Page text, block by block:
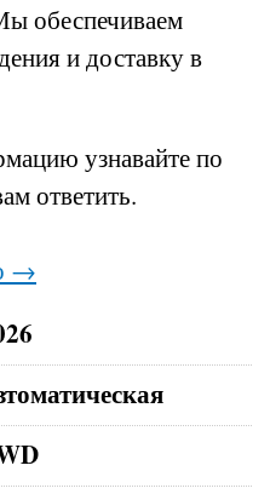
обеспечиваем
и доставку в
узнавайте по
ответить.
→